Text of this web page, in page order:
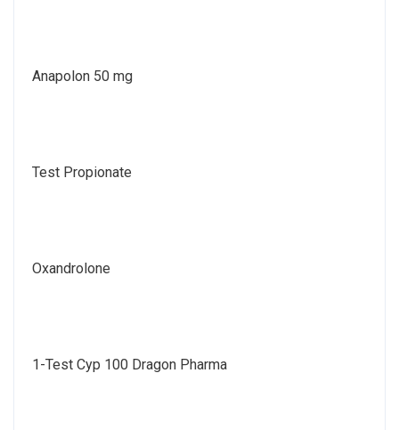
Anapolon 50 mg
Test Propionate
Oxandrolone
1-Test Cyp 100 Dragon Pharma